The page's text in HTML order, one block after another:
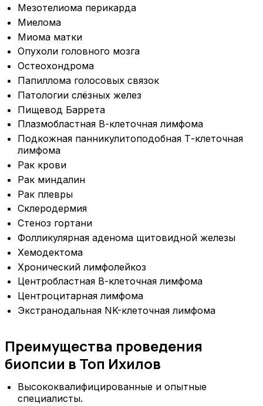
Мезотелиома перикарда
Миелома
Миома матки
Опухоли головного мозга
Остеохондрома
Папиллома голосовых связок
Патологии слёзных желез
Пищевод Баррета
Плазмобластная В-клеточная лимфома
Подкожная панникулитоподобная Т-клеточная
лимфома
Рак крови
Рак миндалин
Рак плевры
Склеродермия
Стеноз гортани
Фолликулярная аденома щитовидной железы
Хемодектома
Хронический лимфолейкоз
Центробластная В-клеточная лимфома
Центроцитарная лимфома
Экстранодальная NK-клеточная лимфома
Преимущества проведения
биопсии в Топ Ихилов
Высококвалифицированные и опытные
специалисты.